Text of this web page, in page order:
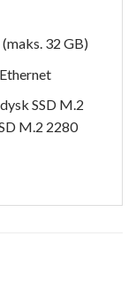
32 GB)
SSD M.2
M.2 2280